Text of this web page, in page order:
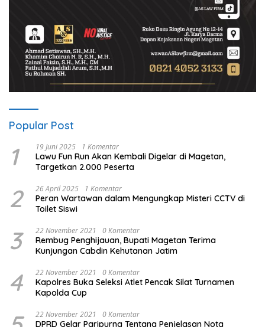
Popular Post
1 19 Juni 2025 1 Komentar
Lawu Fun Run Akan Kembali Digelar di Magetan,
Targetkan 2.000 Peserta
2 26 April 2025 1 Komentar
Peran Wartawan dalam Mengungkap Misteri CCTV di
Toilet Siswi
3 22 November 2021 0 Komentar
Rembug Penghijauan, Bupati Magetan Terima
Kunjungan Cabdin Kehutanan Jatim
4 22 November 2021 0 Komentar
Kapolres Buka Seleksi Atlet Pencak Silat Turnamen
Kapolda Cup
22 November 2021 0 Komentar
DPRD Gelar Paripurna Tentang Penjelasan Nota